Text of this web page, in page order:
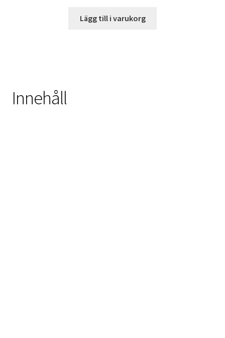
Lägg till i varukorg
Innehåll